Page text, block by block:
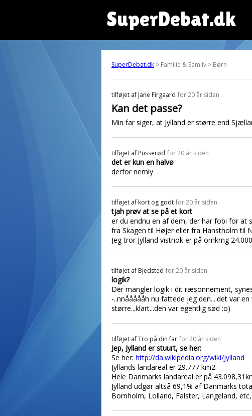
SuperDebat.dk
SuperDebat.dk > Familie & Samliv > Børn
tilføjet af Jane Firgaard for 20 år siden
Kan det passe?
Min far siger, at Jylland er større end
tilføjet af Pusserød for 20 år siden
det er kun en halvø
derfor nemly
tilføjet af kort og godt for 20 år siden
tjah prøv at se på et kort
er du endnu en af dem, der har fobi for at
fra Skagen til Højer eller fra Hanstholm til
Jeg tror Jylland vistnok er på omkrng
tilføjet af Bjedsted for 20 år siden
logik?
Der mangler logik i dit ræsonnement,
-..nnåååååh nu fattede jeg den....det var
større...klart...den var egentlig sød :o)
tilføjet afTro på din far for 20 år siden
Jep, Jylland er stuurt, se her:
Se her: http://da.wikipedia.org/wiki/Jylland
Jyllands landareal er 29.777 km2
Hele Danmarks landareal er på
Jylland udgør altså 69,1% af Danmarks
Bornholm, Lolland, Falster, Langeland,